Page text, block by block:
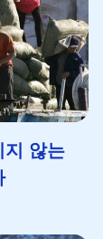
지 않는